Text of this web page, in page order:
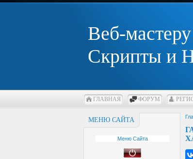
Веб-
Скрипты и
ГЛАВНАЯ ФОРУМ
МЕНЮ САЙТА
Меню Сайта